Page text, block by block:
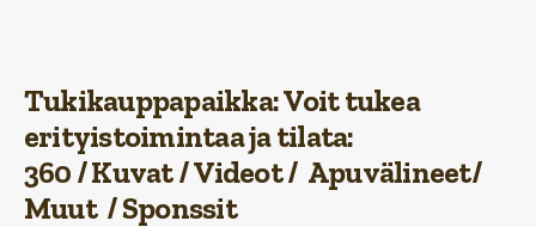
Tukikauppapaikka: Voit tukea
erityistoimintaa ja tilata:
360 / Kuvat /Videot/ Apuvälineet/
Muut /Sponssit